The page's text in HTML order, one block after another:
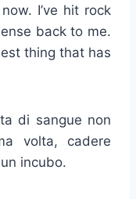
I’ve hit rock
back to me.
thing that has
di sangue non
volta, cadere
incubo.